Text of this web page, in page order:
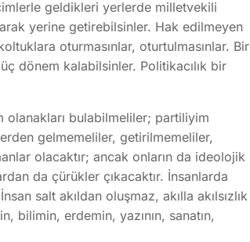
geldikleri yerlerde milletvekili
yerine getirebilsinler. Hak edilmeyen
oturmasınlar, oturtulmasınlar. Bir
dönem kalabilsinler. Politikacılık bir
bulabilmeliler; partiliyim
gelmemeliler, getirilmemeliler,
olacaktır; ancak onların da ideolojik
da çürükler çıkacaktır. İnsanlarda
salt akıldan oluşmaz, akılla akılsızlık
bilimin, erdemin, yazının, sanatın,